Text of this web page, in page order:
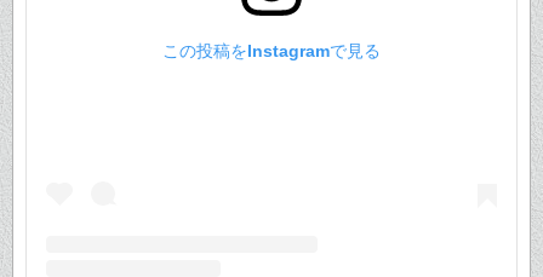
この投稿をInstagramで見る